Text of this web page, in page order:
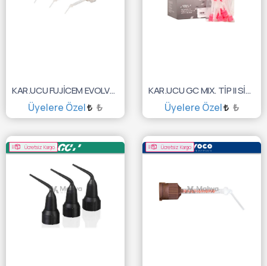
KAR.UCU FUJİCEM EVOLVE PUSH AND CLİCK TİP ENDO
Üyelere Özel ₺
SEPETE EKLE
KAR.UCU GC MIX. TİP II SİZE S PİNK 60'LI 10001800
Üyelere Özel ₺
SEPETE EKLE
Ücretsiz Kargo Ücretsiz Kargo